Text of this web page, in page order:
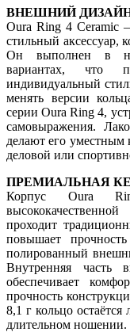
ВНЕШНИЙ
Oura Ring 4 Ceramic
стильный аксессуар,
Он выполнен в
вариантах, что
индивидуальный
менять версии
серии Oura Ring 4,
самовыражения.
делают его уместным
деловой или
ПРЕМИАЛЬНАЯ
Корпус Oura
проходит
повышает
полированный
Внутренняя часть
обеспечивает
прочность
8,1 г кольцо
длительном ношении.